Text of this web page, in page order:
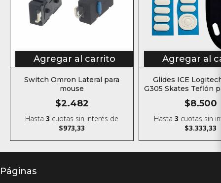
Agregar al carrito
Switch Omron Lateral para
mouse
$2.482
Hasta3 cuotas sin interés de
$973,33
Agregar al
Glides ICE
G305 Skates Teflón
$8.500
Hasta3 cuotas sin
$3.333,33
Páginas